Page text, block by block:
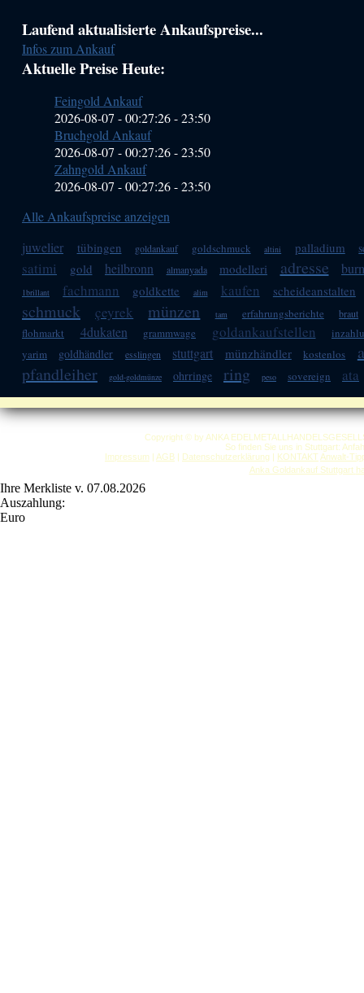
Haupt-
Sidebar
(Primary)
Laufend aktualisierte Ankaufspreise...
Infos zum Ankauf
Aktuelle Preise Heute:
Feingold Ankauf
2026-08-07 - 00:27:26-23:50
Bruchgold Ankauf
2026-08-07 - 00:27:26-23:50
Zahngold Ankauf
2026-08-07 - 00:27:26-23:50
Alle Ankaufspreise anzeigen
juwelier
tübingen goldankauf goldschmuck altini palladium
satimi gold heilbronn almanyada modelleri adresse
1brillant fachmann goldkette alim kaufen scheideanstalten
schmuck çeyrek münzen tam erfahrungsberichte braut
flohmarkt 4dukaten grammwage goldankaufstellen
yarim
goldhändler esslingen stuttgart münzhändler kostenlos
pfandleiher
gold-goldmünze ohrringe ring peso sovereign ata
Copyright © by ANKA
So finden Sie uns in Stuttgart:
Impressum | AGB | Datenschutzerklärung | KONTAKT Anwalt-
Anka Goldankauf Stuttgart
Ihre Merkliste v. 07.08.2026
Auszahlung:
Euro